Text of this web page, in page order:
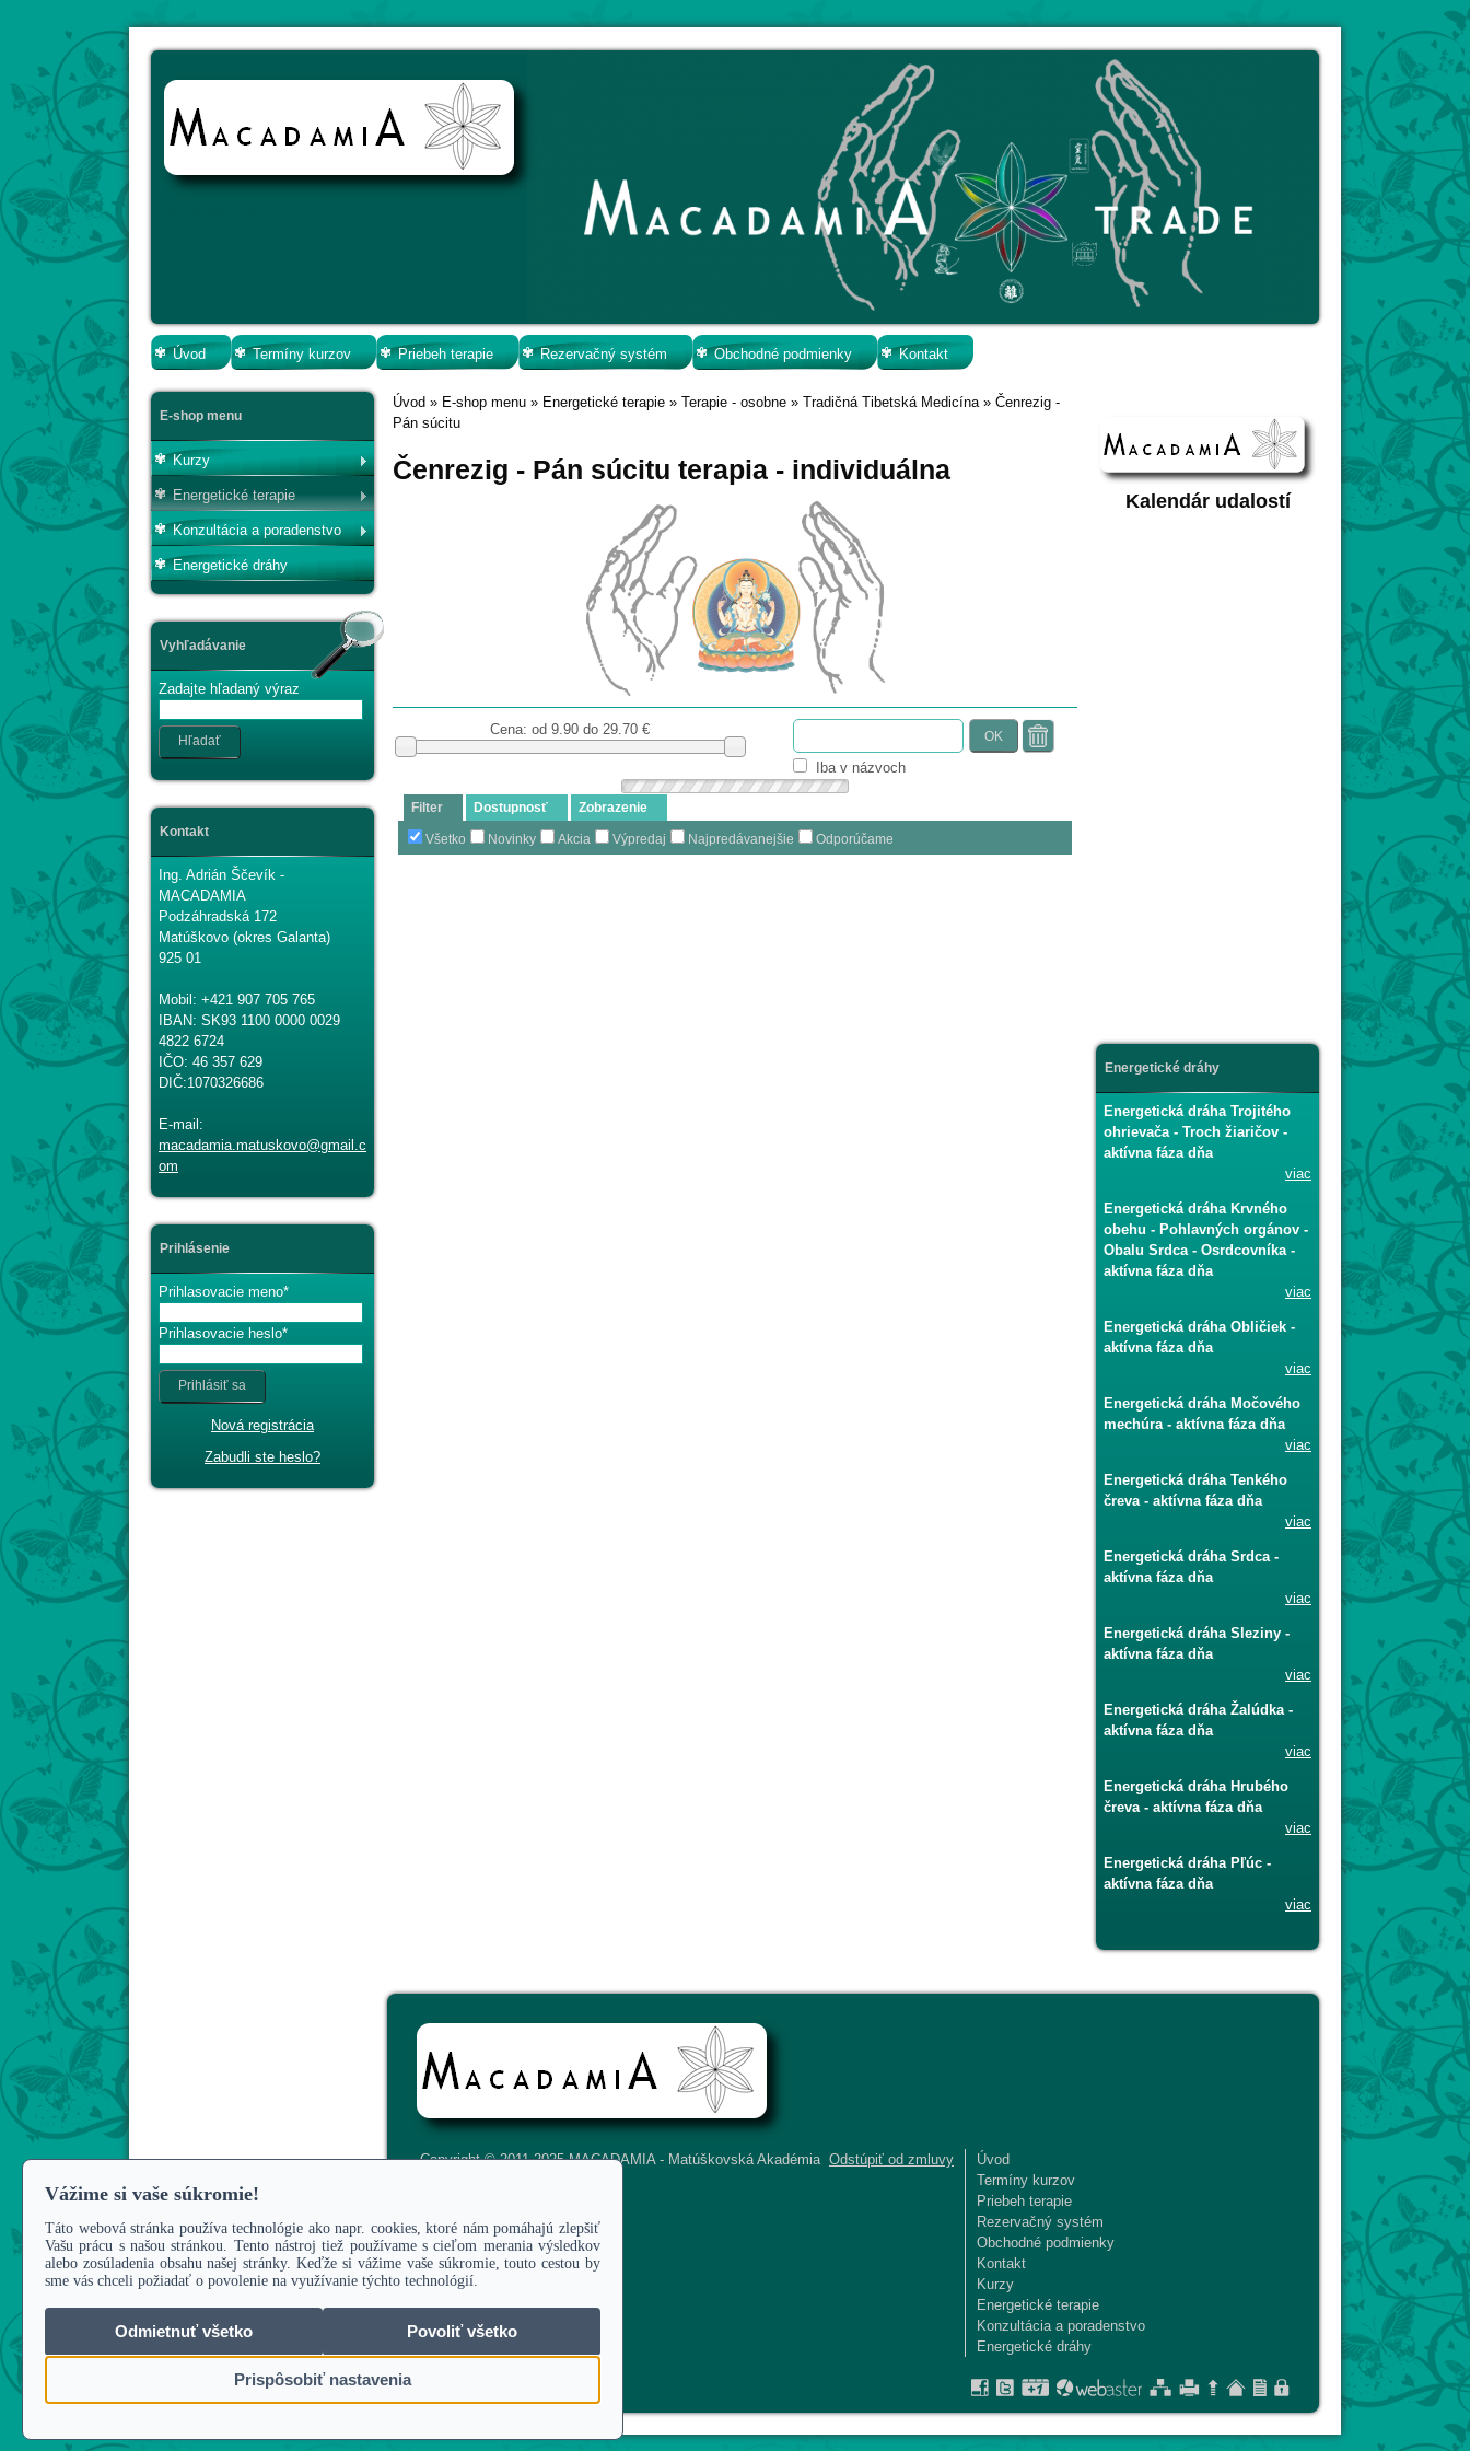
Úvod Termíny kurzov Priebeh terapie Rezervačný systém Obchodné podmienky Kontakt
E-shop menu
Kurzy
Energetické terapie
Konzultácia a poradenstvo
Energetické dráhy
Vyhľadávanie
Zadajte hľadaný výraz
Hľadať
Kontakt
Ing. Adrián Ščevík -
MACADAMIA
Podzáhradská 172
Matúškovo (okres Galanta)
925 01
Mobil: +421 907 705 765
IBAN: SK93 1100 0000 0029
4822 6724
IČO: 46 357 629
DIČ:1070326686
E-mail:
macadamia.matuskovo@gmail.c
om
Prihlásenie
Prihlasovacie meno
Prihlasovacie heslo
Prihlásiť sa
Nová registrácia
Zabudli ste heslo?
Úvod » E-shop menu » Energetické terapie » Terapie - osobne » Tradičná Tibetská Medicína» Čenrezig -
Pán súcitu
Čenrezig - Pán súcitu terapia - individuálna
Cena: od 9.90 do 29.70€ OK
Iba v názvoch
Filter Dostupnosť Zobrazenie
Všetko Novinky Akcia Výpredaj Najpredávanejšie Odporúčame
Kalendár udalostí
Energetické dráhy
Energetická dráha Trojitého
ohrievača - Troch žiaričov -
aktívna fáza dňa
viac
Energetická dráha Krvného
obehu - Pohlavných orgánov -
Obalu Srdca - Osrdcovníka -
aktívna fáza dňa
viac
Energetická dráha Obličiek -
aktívna fáza dňa
viac
Energetická dráha Močového
mechúra - aktívna fáza dňa
viac
Energetická dráha Tenkého
čreva - aktívna fáza dňa
viac
Energetická dráha Srdca -
aktívna fáza dňa
viac
Energetická dráha Sleziny -
aktívna fáza dňa
viac
Energetická dráha Žalúdka -
aktívna fáza dňa
viac
Energetická dráha Hrubého
čreva - aktívna fáza dňa
viac
Energetická dráha Pľúc -
aktívna fáza dňa
viac
Copyright © 2011-2025 MACADAMIA - Matúškovská Akadémia Odstúpiť od zmluvy
Úvod
Termíny kurzov
Priebeh terapie
Rezervačný systém
Obchodné podmienky
Kontakt
Kurzy
Energetické terapie
Konzultácia a poradenstvo
Energetické dráhy